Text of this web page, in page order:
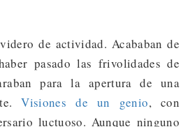
de actividad. Acababan de
pasado las frivolidades de
para la apertura de una
Visiones de un genio, con
luctuoso. Aunque ninguno